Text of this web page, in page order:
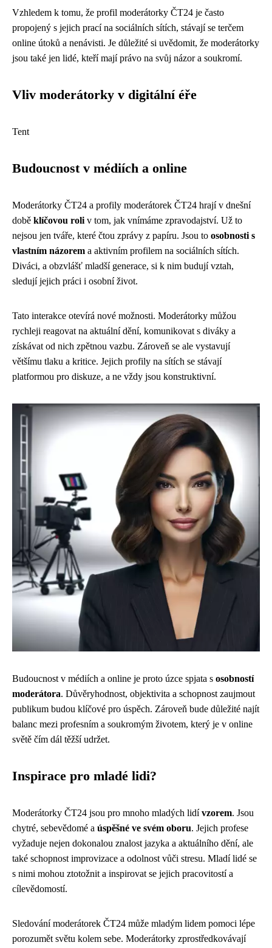
Vzhledem k tomu, že profil moderátorky ČT24 je často
propojený s jejich prací na sociálních sítích, stávají se terčem
online útoků a nenávisti. Je důležité si uvědomit, že moderátorky
jsou také jen lidé, kteří mají právo na svůj názor a soukromí.
Vliv moderátorky v digitální éře
Tent
Budoucnost v médiích a online
Moderátorky ČT24 a profily moderátorek ČT24 hrají v dnešní
době klíčovou roli v tom, jak vnímáme zpravodajství. Už to
nejsou jen tváře, které čtou zprávy z papíru. Jsou to osobnosti s
vlastním názorem a aktivním profilem na sociálních sítích.
Diváci, a obzvlášť mladší generace, si k nim budují vztah,
sledují jejich práci i osobní život.
Tato interakce otevírá nové možnosti. Moderátorky můžou
rychleji reagovat na aktuální dění, komunikovat s diváky a
získávat od nich zpětnou vazbu. Zároveň se ale vystavují
většímu tlaku a kritice. Jejich profily na sítích se stávají
platformou pro diskuze, a ne vždy jsou konstruktivní.
Budoucnost v médiích a online je proto úzce spjata s osobností
moderátora. Důvěryhodnost, objektivita a schopnost zaujmout
publikum budou klíčové pro úspěch. Zároveň bude důležité najít
balanc mezi profesním a soukromým životem, který je v online
světě čím dál těžší udržet.
Inspirace pro mladé lidi?
Moderátorky ČT24 jsou pro mnoho mladých lidívzorem. Jsou
chytré, sebevědomé a úspěšné ve svém oboru. Jejich profese
vyžaduje nejen dokonalou znalost jazyka a aktuálního dění, ale
také schopnost improvizace a odolnost vůči stresu. Mladí lidé se
s nimi mohou ztotožnit a inspirovat se jejich pracovitostí a
cílevědomostí.
Sledování moderátorek ČT24 může mladým lidem pomoci lépe
porozumět světu kolem sebe. Moderátorky zprostředkovávají